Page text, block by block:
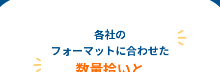
各社の
フォーマットに合わせた